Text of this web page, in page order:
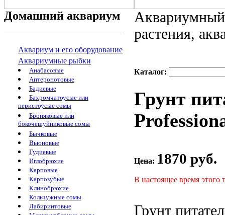
Домашний аквариум
Аквариум и его оборудование
Аквариумные рыбки
Анабасовые
Аптеронотовые
Бадиевые
Бахромчатоусые или
перистоусые сомы
Броняковые или
бокочешуйниковые сомы
Бычковые
Вьюновые
Гудиевые
Иглобрюхие
Карповые
Карпозубые
Клинобрюхие
Кольчужные сомы
Лабиринтовые
растения,
Каталог:
Грунт
Цена: 1870 руб.
В настоящее время этого
Грунт